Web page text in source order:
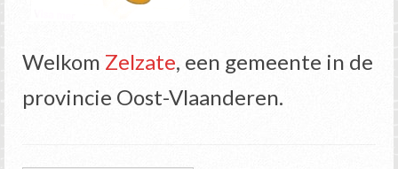
Welkom Zelzate, een gemeente in de
provincie Oost-Vlaanderen.